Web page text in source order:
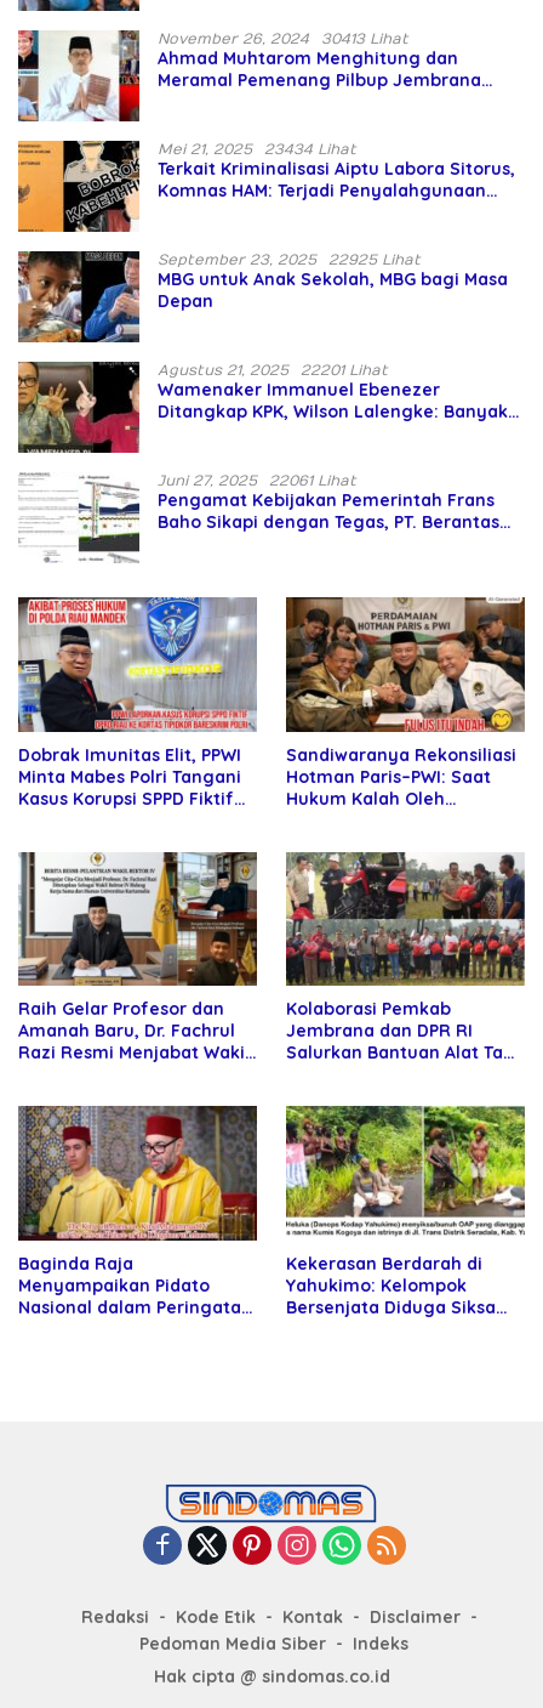
November 26, 2024 30413 Lihat
Ahmad Muhtarom Menghitung dan
Meramal Pemenang Pilbup Jembrana
Mei 21, 2025 23434 Lihat
Terkait Kriminalisasi Aiptu Labora Sitorus,
Komnas HAM: Terjadi Penyalahgunaan
September 23, 2025 22925 Lihat
MBG untuk Anak Sekolah, MBG bagi Masa
Depan
Agustus 21, 2025 22201 Lihat
Wamenaker Immanuel Ebenezer
Ditangkap KPK, Wilson Lalengke: Banyak
Juni 27, 2025 22061 Lihat
Pengamat Kebijakan Pemerintah Frans
Baho Sikapi dengan Tegas, PT. Berantas
Dobrak Imunitas Elit, PPWI
Minta Mabes Polri Tangani
Kasus Korupsi SPPD Fiktif
Sandiwaranya Rekonsiliasi
Hotman Paris–PWI: Saat
Hukum Kalah Oleh
Raih Gelar Profesor dan
Amanah Baru, Dr. Fachrul
Razi Resmi Menjabat Wakil
Kolaborasi Pemkab
Jembrana dan DPR RI
Salurkan Bantuan Alat Tani
Baginda Raja
Menyampaikan Pidato
Nasional dalam Peringatan
Kekerasan Berdarah di
Yahukimo: Kelompok
Bersenjata Diduga Siksa
Redaksi Kode Etik Kontak
Disclaimer
Pedoman Media Siber
Indeks
Hak cipta @ sindomas.co.id